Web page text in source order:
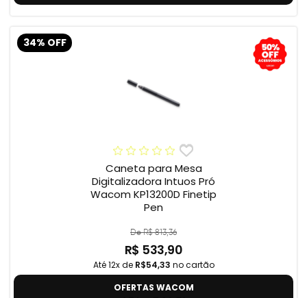
34% OFF
Caneta para Mesa
Digitalizadora Intuos Pró
Wacom KP13200D Finetip
Pen
De R$ 813,36
R$ 533,90
Até 12x de R$54,33 no cartão
OFERTAS WACOM